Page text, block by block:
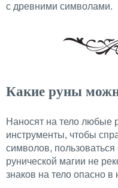
с древними символами.
Какие руны
Наносят на тело любые
инструменты, чтобы
символов,
рунической магии не
знаков на тело опасно в